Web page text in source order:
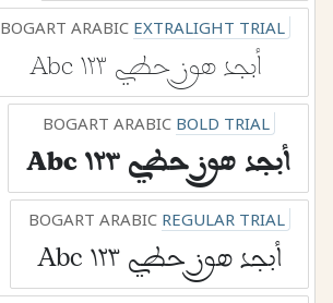
BOGART ARABIC EXTRALIGHT TRIAL
أبجد هوز حطي ١٢٣ Abc
BOGART ARABIC BOLD TRIAL
أبجد هوز حطي ١٢٣ Abc
BOGART ARABIC REGULAR TRIAL
أبجد هوز حطي ١٢٣ Abc